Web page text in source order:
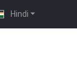
Hindi